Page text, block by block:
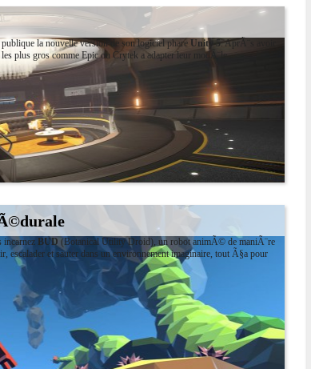
la nouvelle version de son logiciel phare Unity 5. AprÃ¨s avoir
plus gros comme Epic ou Crytek a adapter leur modÃ¨le
BUD(Botanical Utility Droid), un robot animÃ© de maniÃ¨re
et sauter dans un environnement imaginaire, tout Ã§a pour